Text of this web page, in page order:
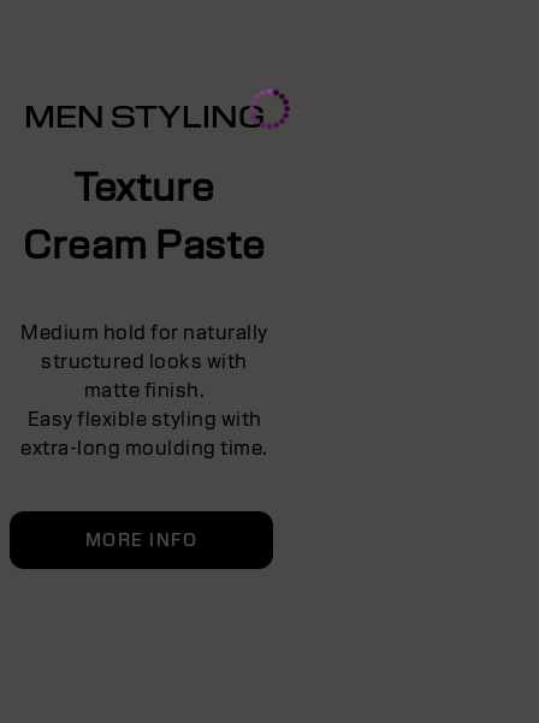
MEN STYLING
Texture
Cream Paste
Medium hold for naturally
structured looks with
matte finish.
Easy flexible styling with
extra-long moulding time.
MORE INFO